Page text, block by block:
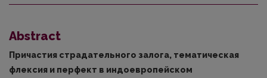
Abstract
Причастия страдательного залога, тематическая
флексия и перфект в индоевропейском